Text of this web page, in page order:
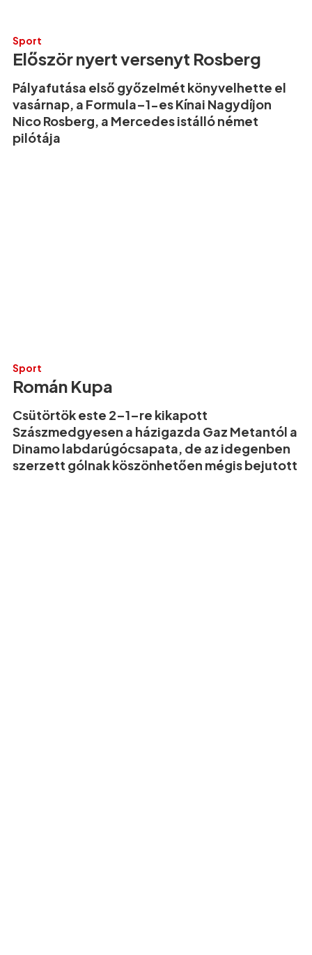
Sport
Először nyert versenyt Rosberg
Pályafutása első győzelmét könyvelhette el
vasárnap, a Formula–1-es Kínai Nagydíjon
Nico Rosberg, a Mercedes istálló német
pilótája
Sport
Román Kupa
Csütörtök este 2–1–re kikapott
Szászmedgyesen a házigazda Gaz Metantól a
Dinamo labdarúgócsapata, de az idegenben
szerzett gólnak köszönhetően mégis bejutott